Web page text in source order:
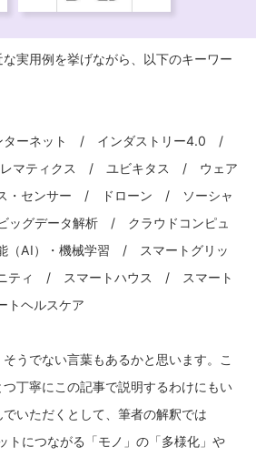
実用例を挙げながら、以下のキーワー
ンターネット / インダストリー4.0 /
ティクス / ユビキタス / ウェア
・センサー / ドローン / ソーシャ
グデータ解析 / クラウドコンピュ
AI）・機械学習 / スマートグリッ
ティ / スマートハウス / スマート
ヘルスケア
うでない言葉もあるかと思います。こ
丁寧にこの記事で説明するわけにもい
いただくとして、筆者の解釈では
トにつながる「モノ」の「多様化」や